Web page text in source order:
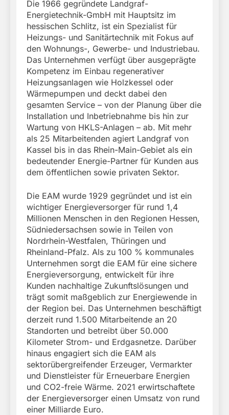
Die 1966 gegründete Landgraf-
Energietechnik-GmbH mit Hauptsitz im
hessischen Schlitz, ist ein Spezialist für
Heizungs- und Sanitärtechnik mit Fokus auf
den Wohnungs-, Gewerbe- und Industriebau.
Das Unternehmen verfügt über ausgeprägte
Kompetenz im Einbau regenerativer
Heizungsanlagen wie Holzkessel oder
Wärmepumpen und deckt dabei den
gesamten Service – von der Planung über die
Installation und Inbetriebnahme bis hin zur
Wartung von HKLS-Anlagen – ab. Mit mehr
als 25 Mitarbeitenden agiert Landgraf von
Kassel bis in das Rhein-Main-Gebiet als ein
bedeutender Energie-Partner für Kunden aus
dem öffentlichen sowie privaten Sektor.
Die EAM wurde 1929 gegründet und ist ein
wichtiger Energieversorger für rund 1,4
Millionen Menschen in den Regionen Hessen,
Südniedersachsen sowie in Teilen von
Nordrhein-Westfalen, Thüringen und
Rheinland-Pfalz. Als zu 100 % kommunales
Unternehmen sorgt die EAM für eine sichere
Energieversorgung, entwickelt für ihre
Kunden nachhaltige Zukunftslösungen und
trägt somit maßgeblich zur Energiewende in
der Region bei. Das Unternehmen beschäftigt
derzeit rund 1.500 Mitarbeitende an 20
Standorten und betreibt über 50.000
Kilometer Strom- und Erdgasnetze. Darüber
hinaus engagiert sich die EAM als
sektorübergreifender Erzeuger, Vermarkter
und Dienstleister für Erneuerbare Energien
und CO2-freie Wärme. 2021 erwirtschaftete
der Energieversorger einen Umsatz von rund
einer Milliarde Euro.